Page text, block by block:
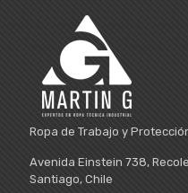
Ropa de Trabajo y
Avenida Einstein 738,
Santiago, Chile